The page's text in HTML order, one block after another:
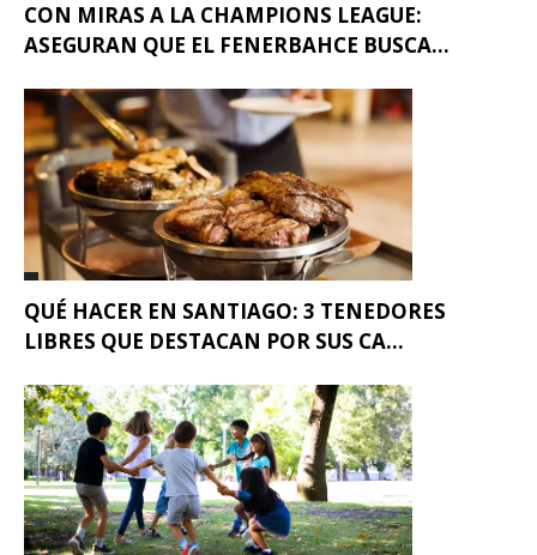
CON MIRAS A LA CHAMPIONS LEAGUE:
ASEGURAN QUE EL FENERBAHCE BUSCA...
QUÉ HACER EN SANTIAGO: 3 TENEDORES
LIBRES QUE DESTACAN POR SUS CA...